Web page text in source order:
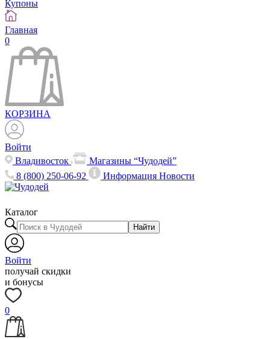
Купоны
Главная
0
КОРЗИНА
Войти
Владивосток
Магазины “Чудодей”
8 (800) 250-06-92
ИнформацияНовости
Каталог
Найти
Войти
получай скидки
и бонусы
0